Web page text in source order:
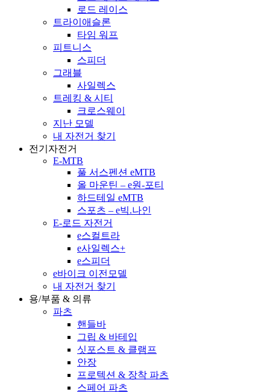
로드 레이스
트라이애슬론
타임 워프
피트니스
스피더
그래블
사일렉스
트레킹 & 시티
크로스웨이
지난 모델
내 자전거 찾기
전기자전거
E-MTB
풀 서스펜션 eMTB
올 마운틴 – e원-포티
하드테일 eMTB
스포츠 – e빅.나인
E-로드 자전거
e스컬트라
e사일렉스+
e스피더
e바이크 이전모델
내 자전거 찾기
용/부품 & 의류
파츠
핸들바
그립 & 바테입
싯포스트 & 클램프
안장
프로텍션 & 장착 파츠
스페어 파츠